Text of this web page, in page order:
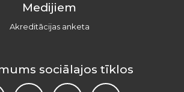
Medijiem
Akreditācijas anketa
sociālajos tīklos